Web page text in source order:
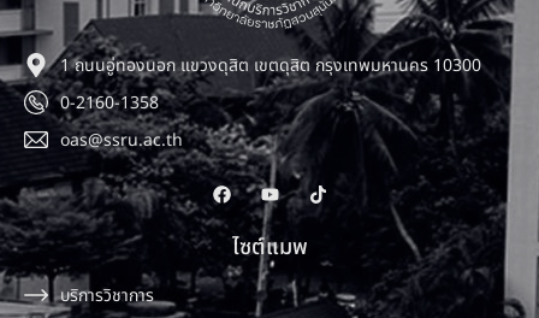
1 ถนนอู่ทองนอก แขวงดุสิต เขตดุสิต กรุงเทพมหานคร 10300
0-2160-1358
oas@ssru.ac.th
ไซต์แมพ
บริการวิชาการ